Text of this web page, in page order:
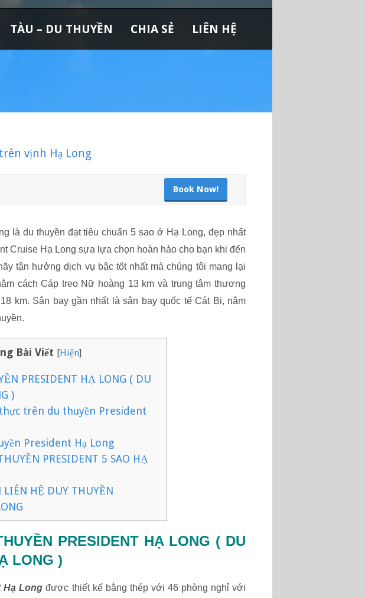
TÀU – DU THUYỀN CHIA SẺ LIÊN HỆ
Book Now!
là du thuyền đạt tiêu chuẩn 5 sao ở Hạ Long, đẹp nhất
Cruise Hạ Long sựa lựa chọn hoàn hảo cho bạn khi đến
tận hưởng dịch vụ bậc tốt nhất mà chúng tôi mang lại
cách Cáp treo Nữ hoàng 13 km và trung tâm thương
km. Sân bay gần nhất là sân bay quốc tế Cát Bi, nằm
Bài Viết [Hiện]
PRESIDENT HẠ LONG ( DU
)
trên du thuyền President
President Hạ Long
PRESIDENT 5 SAO HẠ
HỆ DUY THUYỀN
PRESIDENT HẠ LONG ( DU
LONG )
Hạ Long được thiết kế bằng thép với 46 phòng nghỉ với